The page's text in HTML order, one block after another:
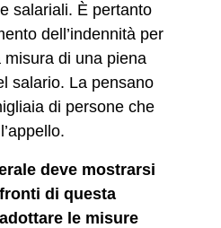
salariali. È pertanto
dell’indennità per
misura di una piena
salario. La pensano
di persone che
deve mostrarsi
di questa
le misure